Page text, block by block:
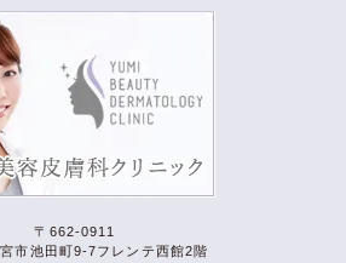
〒662-0911
市池田町9-7フレンテ西館2階